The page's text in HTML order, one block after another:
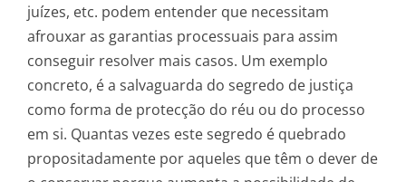
juízes, etc. podem entender que necessitam
afrouxar as garantias processuais para assim
conseguir resolver mais casos. Um exemplo
concreto, é a salvaguarda do segredo de justiça
como forma de protecção do réu ou do processo
em si. Quantas vezes este segredo é quebrado
propositadamente por aqueles que têm o dever de